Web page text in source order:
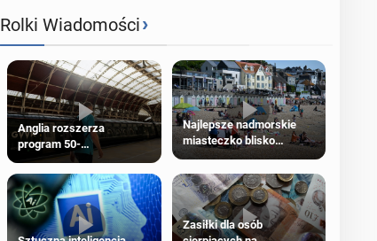
Rolki Wiadomości›
Anglia rozszerza
program 50-
procentowych zniżek
kolejowych na 18-latków
Najlepsze nadmorskie
miasteczko blisko
Londynu
Zasiłki dla osób